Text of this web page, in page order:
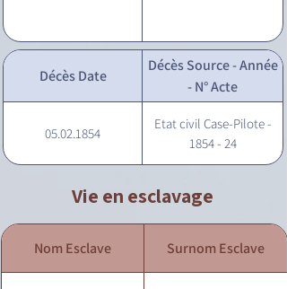
Décès Date
Décès Source - Année
- N° Acte
05.02.1854
Etat civil Case-Pilote -
1854 - 24
Vie en esclavage
Nom Esclave Surnom Esclave